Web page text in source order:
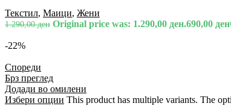
Текстил, Маици, Жени
1.290,00ден Original price was: 1.290,00 ден.690,00 ден
-22%
Спореди
Брз преглед
Додади во омилени
Избери опции This product has multiple variants. The